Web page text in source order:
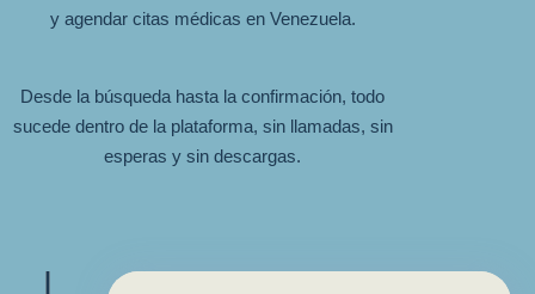
y agendar citas médicas en Venezuela.
Desde la búsqueda hasta la confirmación, todo
sucede dentro de la plataforma, sin llamadas, sin
esperas y sin descargas.